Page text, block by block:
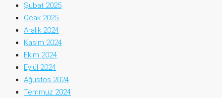
Şubat 2025
Ocak 2025
Aralık 2024
Kasım 2024
Ekim 2024
Eylül 2024
Ağustos 2024
Temmuz 2024